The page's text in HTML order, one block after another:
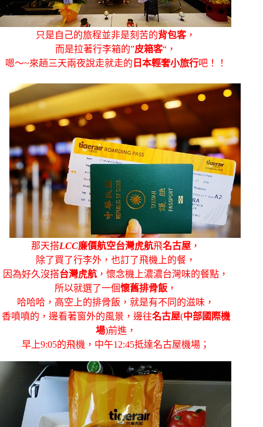
只是自己的旅程並非是刻苦的背包客，
而是拉著行李箱的”皮箱客“，
嗯～~來趟三天兩夜說走就走的 日本輕奢小旅行吧！！
那天搭LCC廉價航空台灣虎航飛名古屋 ，
除了買了行李外，也訂了飛機上的餐，
因為好久沒搭台灣虎航 ，懷念機上濃濃台灣味的餐點，
所以就選了一個懷舊排骨飯 ，
哈哈哈，高空上的排骨飯，就是有不同的滋味，
香噴噴的，邊看著窗外的風景，邊往名古屋(中部國際機
場)前進，
早上9:05的飛機，中午12:45抵達名古屋機場；